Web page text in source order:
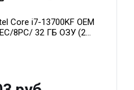
Core i7-13700KF OEM
8PC/ 32 ГБ ОЗУ (2
GDDR6X 384-Bit 3xDP